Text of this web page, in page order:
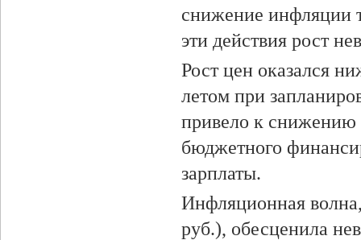
снижение инфляции
эти действия рост
Рост цен оказался
летом при
привело к
бюджетного
зарплаты.
Инфляционная
руб.), обесценила